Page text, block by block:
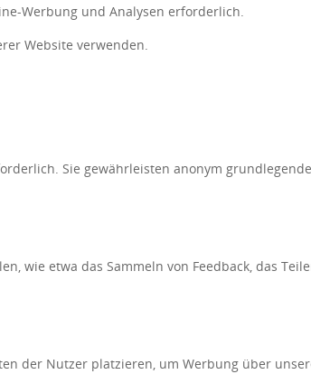
Werbung und Analysen erforderlich.
Website verwenden.
Sie gewährleisten anonym
wie etwa das Sammeln von Feedback, das
der Nutzer platzieren, um Werbung über